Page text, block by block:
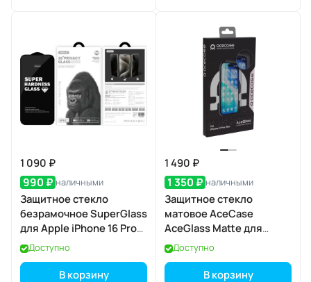
1 090 ₽
990 ₽ наличными
Защитное стекло
безрамочное SuperGlass
для Apple iPhone 16 Pro
Max / 17 Pro Max
Доступно
В корзину
1 490 ₽
1 350 ₽ наличными
Защитное стекло
матовое AceCase
AceGlass Matte для
Apple iPhone 17 Pro Max
Доступно
В корзину